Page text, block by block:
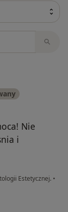
Nie
i
Estetycznej. •